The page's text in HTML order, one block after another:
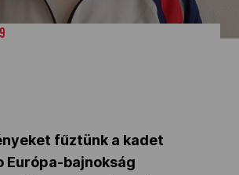
program
fűztünk a kadet
Európa-bajnokság